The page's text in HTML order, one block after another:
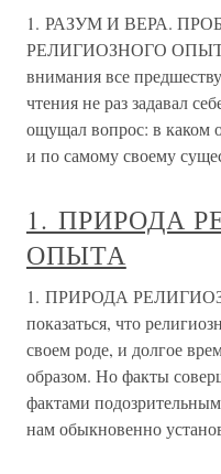
1. РАЗУМ И ВЕРА.
РЕЛИГИОЗНОГО ОПЫТА
внимания все
чтения не раз задавал
ощущал вопрос: в каком
и по самому своему
1. ПРИРОДА
ОПЫТА
1. ПРИРОДА
показаться, что
своем роде, и долгое
образом. Но факты
фактами
нам обыкновенно